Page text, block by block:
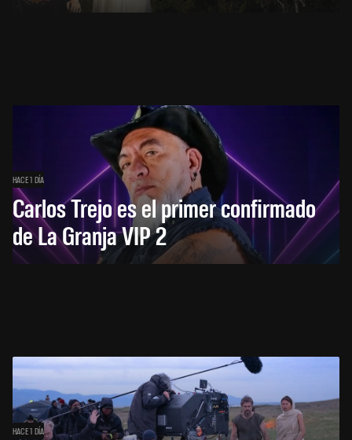
HACE 1 DÍA
Carlos Trejo es el primer confirmado
de La Granja VIP 2
HACE 1 DÍA